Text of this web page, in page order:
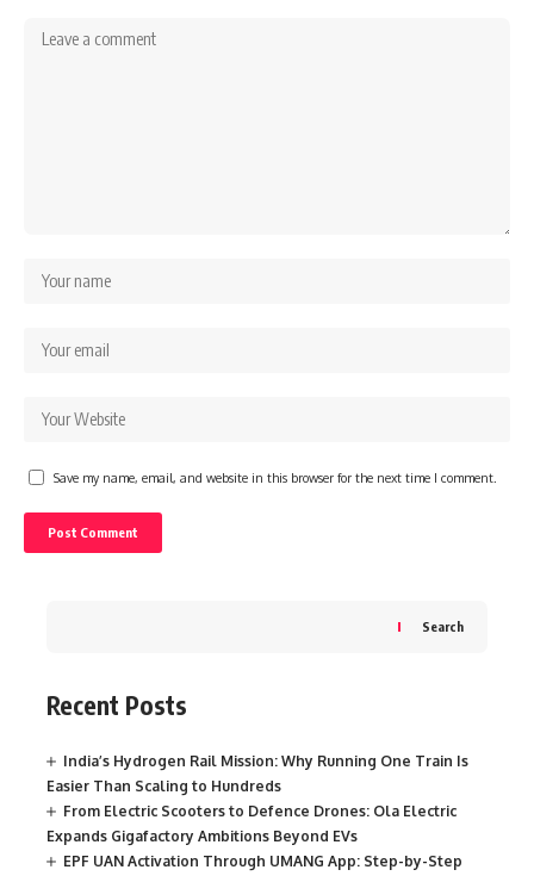
Save my name, email, and website in this browser for the next time I comment.
Search
Recent Posts
India’s Hydrogen Rail Mission: Why Running One Train Is
Easier Than Scaling to Hundreds
From Electric Scooters to Defence Drones: Ola Electric
Expands Gigafactory Ambitions Beyond EVs
EPF UAN Activation Through UMANG App: Step-by-Step